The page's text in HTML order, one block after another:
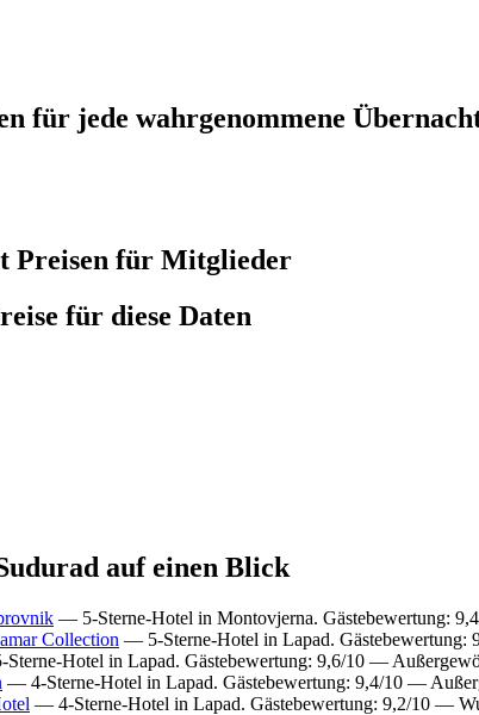
für jede wahrgenommene
Preisen für Mitglieder
für diese Daten
auf einen Blick
— 5-Sterne-Hotel in Montovjerna. Gästebewertung:
Collection — 5-Sterne-Hotel in Lapad.
Hotel in Lapad. Gästebewertung: 9,6/10 —
— 4-Sterne-Hotel in Lapad. Gästebewertung: 9,4/10 —
— 4-Sterne-Hotel in Lapad. Gästebewertung: 9,2/10 —